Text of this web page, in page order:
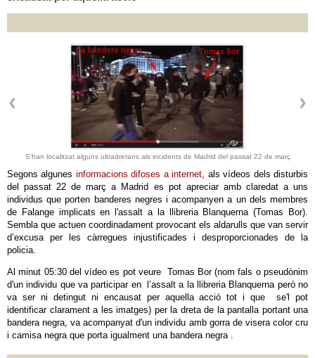
S'han localitzat alguns ultradretans als incidents de Madrid del passat 22 de març
Segons algunes informacions difoses a internet, als vídeos dels disturbis
del passat 22 de març a Madrid es pot apreciar amb claredat a uns
individus que porten banderes negres i acompanyen a un dels membres
de Falange implicats en l'assalt a la llibreria Blanquerna (Tomas Bor).
Sembla que actuen coordinadament provocant els aldarulls que van servir
d’excusa per les càrregues injustificades i desproporcionades de la
policia.
Al minut 05:30 del vídeo es pot veure Tomas Bor (nom fals o pseudònim
d'un individu que va participar en l’assalt a la llibreria Blanquerna però no
va ser ni detingut ni encausat per aquella acció tot i que se'l pot
identificar clarament a les imatges) per la dreta de la pantalla portant una
bandera negra, va acompanyat d'un individu amb gorra de visera color cru
i camisa negra que porta igualment una bandera negra .